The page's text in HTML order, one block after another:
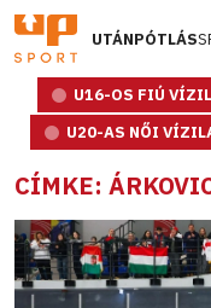
UTÁNPÓTLÁS
U16-OS FIÚ
U20-AS NŐI
CÍMKE: